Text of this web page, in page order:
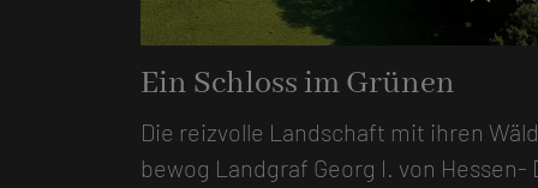
Ein Schloss im Grünen
Die reizvolle Landschaft mit ihren
bewog Landgraf Georg I. von Hessen-